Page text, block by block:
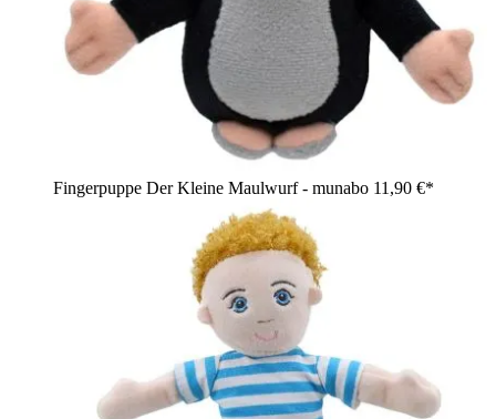
Fingerpuppe Der Kleine Maulwurf - munabo 11,90 €*